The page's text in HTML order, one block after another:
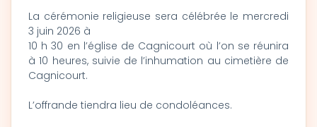
La cérémonie religieuse sera célébrée le mercredi
3 juin 2026 à
10 h 30 en l’église de Cagnicourt où l’on se réunira
à 10 heures, suivie de l’inhumation au cimetière de
Cagnicourt.
L’offrande tiendra lieu de condoléances.